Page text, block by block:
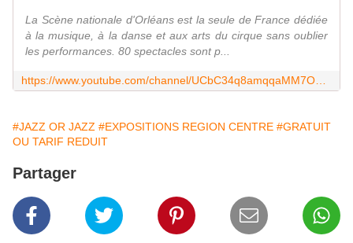
La Scène nationale d'Orléans est la seule de France dédiée
à la musique, à la danse et aux arts du cirque sans oublier
les performances. 80 spectacles sont p...
#JAZZ OR JAZZ #EXPOSITIONS REGION CENTRE #GRATUIT
OU TARIF REDUIT
Partager